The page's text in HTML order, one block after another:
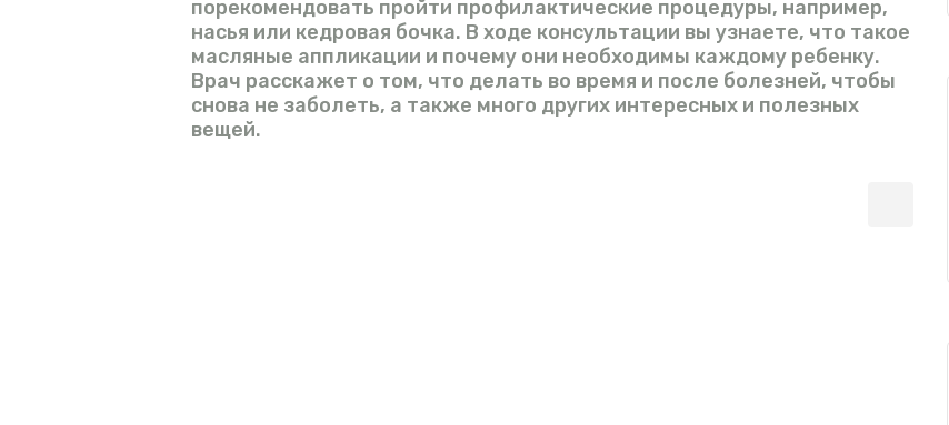
порекомендовать пройти профилактические процедуры, например,
насья или кедровая бочка. В ходе консультации вы узнаете, что такое
масляные аппликации и почему они необходимы каждому ребенку.
Врач расскажет о том, что делать во время и после болезней, чтобы
снова не заболеть, а также много других интересных и полезных
вещей.